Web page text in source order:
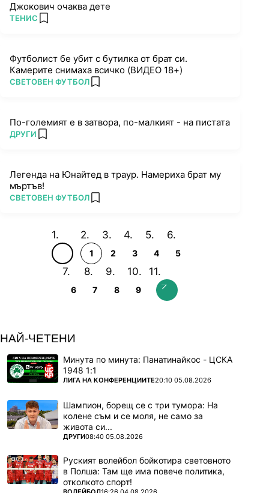
Джокович очаква дете
ПОВЕЧЕ ОТ
ТЕНИС add favorites
Футболист бе убит с бутилка от брат си.
Камерите снимаха всичко (ВИДЕО 18+)
ПОВЕЧЕ ОТ
СВЕТОВЕН ФУТБОЛ add favorites
По-големият е в затвора, по-малкият - на пистата
ПОВЕЧЕ ОТ
ДРУГИ add favorites
Легенда на Юнайтед в траур. Намериха брат му
мъртъв!
ПОВЕЧЕ ОТ
СВЕТОВЕН ФУТБОЛ add favorites
1 2 3 4 5
6 7 8 9
НАЙ-ЧЕТЕНИ
Минута по минута: Панатинайкос - ЦСКА
1948 1:1
ПОВЕЧЕ ОТ
ЛИГА НА КОНФЕРЕНЦИИТЕ20:10 05.08.2026
Шампион, борещ се с три тумора: На
колене съм и се моля, не само за
живота си...
ПОВЕЧЕ ОТ
ДРУГИ08:40 05.08.2026
Руският волейбол бойкотира световното
в Полша: Там ще има повече политика,
отколкото спорт!
ПОВЕЧЕ ОТ